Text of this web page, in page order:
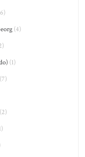
(4)
(1)
(7)
(2)